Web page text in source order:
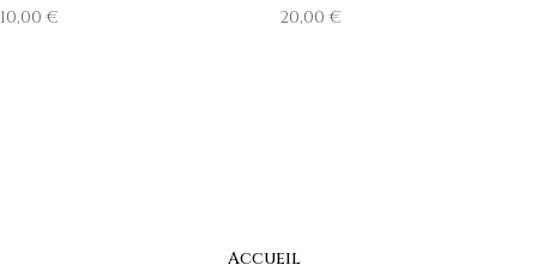
10,00€
20,00€
Accueil